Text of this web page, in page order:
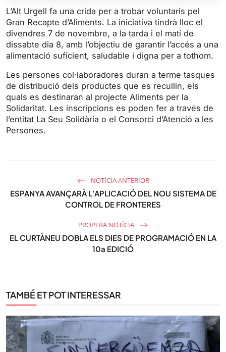
l
a
y
t
e
t
t
i
n
s
P
r
f
s
c
L’Alt Urgell fa una crida per a trobar voluntaris pel
Gran Recapte d’Aliments. La iniciativa tindrà lloc el
divendres 7 de novembre, a la tarda i el matí de
dissabte dia 8, amb l’objectiu de garantir l’accés a una
alimentació suficient, saludable i digna per a tothom.
Les persones col·laboradores duran a terme tasques
de distribució dels productes que es recullin, els
quals es destinaran al projecte Aliments per la
Solidaritat. Les inscripcions es poden fer a través de
l’entitat La Seu Solidària o el Consorci d’Atenció a les
Persones.
NOTÍCIA ANTERIOR
ESPANYA AVANÇARÀ L’APLICACIÓ DEL NOU SISTEMA DE
CONTROL DE FRONTERES
PROPERA NOTÍCIA
EL CURTÀNEU DOBLA ELS DIES DE PROGRAMACIÓ EN LA
10a EDICIÓ
TAMBÉ ET POT INTERESSAR